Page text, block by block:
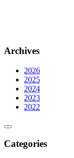
Archives
2026
2025
2024
2023
2022
Categories